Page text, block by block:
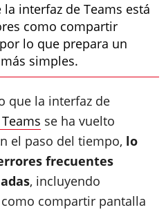
interfaz de Teams está
como compartir
lo que prepara un
simples.
que la interfaz de
se ha vuelto
el paso del tiempo, lo
frecuentes
, incluyendo
compartir pantalla